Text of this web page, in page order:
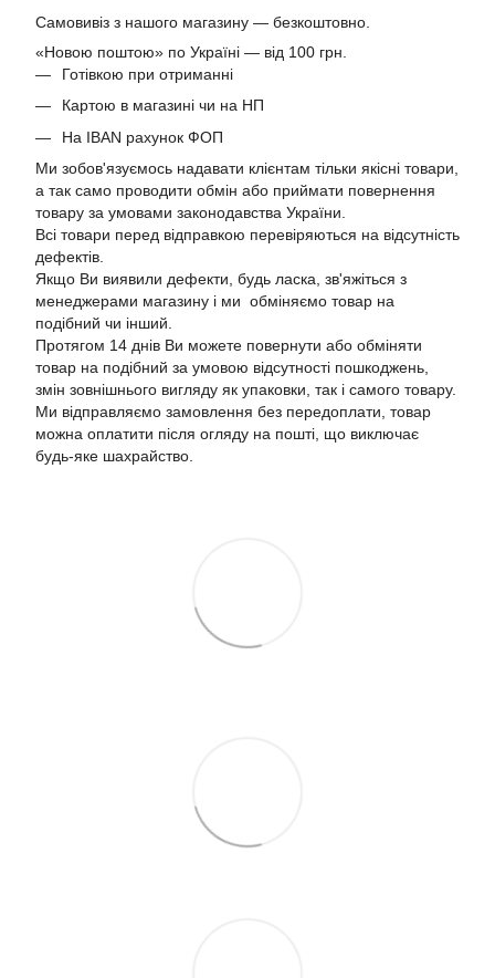
Самовивіз з нашого магазину — безкоштовно.
«Новою поштою» по Україні — від 100 грн.
Готівкою при отриманні
Картою в магазині чи на НП
На IBAN рахунок ФОП
Ми зобов'язуємось надавати клієнтам тільки якісні товари,
а так само проводити обмін або приймати повернення
товару за умовами законодавства України.
Всі товари перед відправкою перевіряються на відсутність
дефектів.
Якщо Ви виявили дефекти, будь ласка, зв'яжіться з
менеджерами магазину і ми обміняємо товар на
подібний чи інший.
Протягом 14 днів Ви можете повернути або обміняти
товар на подібний за умовою відсутності пошкоджень,
змін зовнішнього вигляду як упаковки, так і самого товару.
Ми відправляємо замовлення без передоплати, товар
можна оплатити після огляду на пошті, що виключає
будь-яке шахрайство.